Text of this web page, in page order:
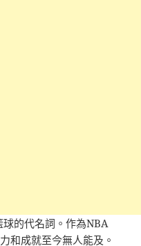
的代名詞。作為NBA
和成就至今無人能及。